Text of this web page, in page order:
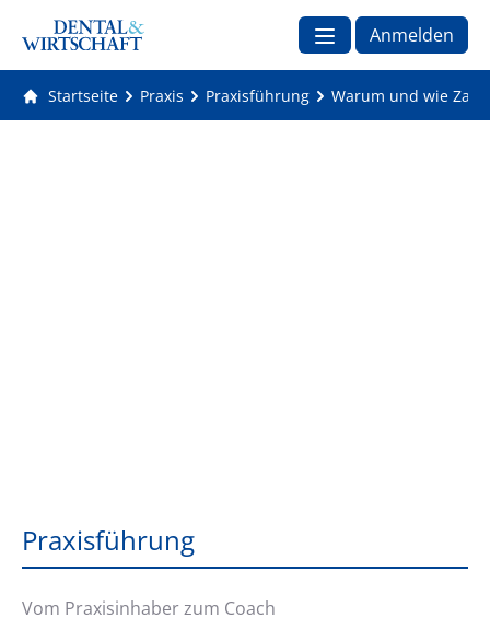
Anmelden
Startseite Praxis Praxisführung Warum und wie
Praxisführung
Vom Praxisinhaber zum Coach